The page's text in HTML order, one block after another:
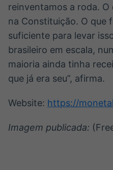
reinventamos a roda.
na Constituição. O que
suficiente para levar
brasileiro em escala,
maioria ainda tinha
que já era seu”, afirma.
Website: https://
Imagem publicada: